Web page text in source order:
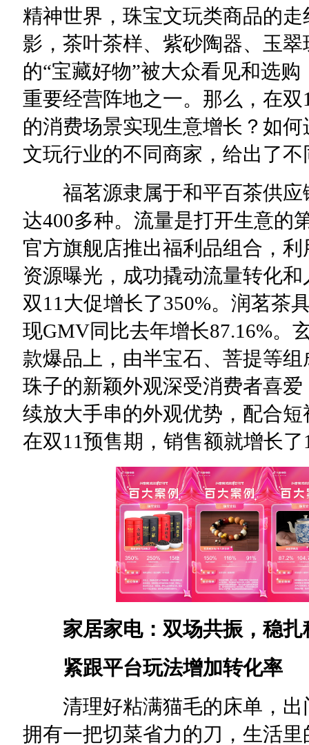
精神世界，珠宝文玩类商品的
影，茶叶茶样、紫砂陶器、玉
的“宝藏好物”被大众看见和选
重要经营阵地之一。那么，在
的消费场景实现生意增长？如
文玩行业的不同商家，给出了
福茗源隶属于和平百茶供应
达400多种。流量是打开生意的
官方旗舰店推出福利品组合，
资源曝光，成功撬动流量转化
双11大促增长了350%。润茗茶
现GMV同比去年增长87.16%。
款爆品上，由半宝石、菩提等
珠子的新颖外观深受消费者喜
续放大手串的外观优势，配合
在双11预售期，销售额就增长了
家居家电：双场共振，稳扎
紧跟平台玩法增加转化率
清理好粘满猫毛的床单，出
拥有一把切菜省力的刀，生活